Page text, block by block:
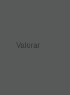
Valorar